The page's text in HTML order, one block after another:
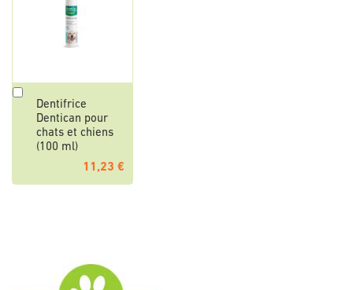
Dentifrice
Dentican pour
chats et chiens
(100 ml)
11,23 €
au
panier